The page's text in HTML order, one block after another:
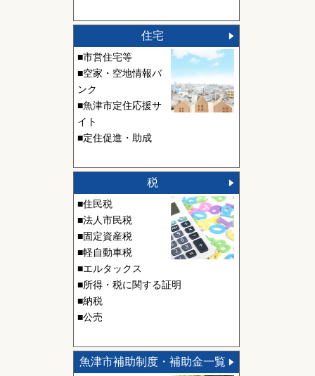
住宅
■市営住宅等
■空家・空地情報バ
ンク
■魚津市定住応援サ
イト
■定住促進・助成
税
■住民税
■法人市民税
■固定資産税
■軽自動車税
■エルタックス
■所得・税に関する証明
■納税
■公売
魚津市補助制度・補助金一覧